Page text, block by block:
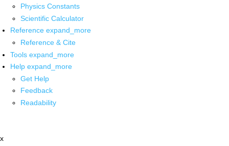
Physics Constants
Scientific Calculator
Reference expand_more
Reference & Cite
Tools expand_more
Help expand_more
Get Help
Feedback
Readability
x